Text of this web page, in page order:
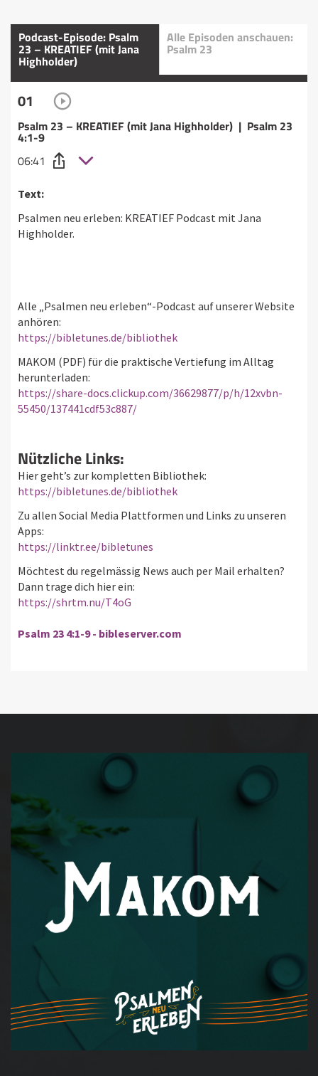
Podcast-Episode: Psalm
23 – KREATIEF (mit Jana
Highholder)
Alle Episoden anschauen:
Psalm 23
01
Psalm 23 – KREATIEF (mit Jana Highholder) | Psalm 23
4:1-9
06:41
Text:
Psalmen neu erleben: KREATIEF Podcast mit Jana
Highholder.
Alle „Psalmen neu erleben“-Podcast auf unserer Website
anhören:
https://bibletunes.de/bibliothek
MAKOM (PDF) für die praktische Vertiefung im Alltag
herunterladen:
https://share-docs.clickup.com/36629877/p/h/12xvbn-
55450/137441cdf53c887/
Nützliche Links:
Hier geht’s zur kompletten Bibliothek:
https://bibletunes.de/bibliothek
Zu allen Social Media Plattformen und Links zu unseren
Apps:
https://linktr.ee/bibletunes
Möchtest du regelmässig News auch per Mail erhalten?
Dann trage dich hier ein:
https://shrtm.nu/T4oG
Psalm 23 4:1-9 - bibleserver.com